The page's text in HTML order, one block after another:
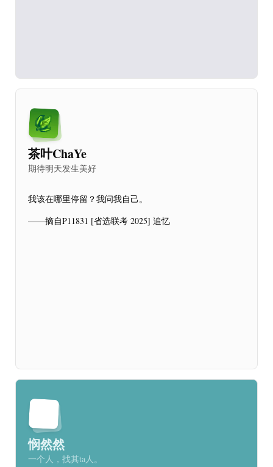
茶叶ChaYe
期待明天发生美好
我该在哪里停留？我问我自己。
——摘自P11831 [省选联考 2025] 追忆
悯然然
一个人，找其ta人。